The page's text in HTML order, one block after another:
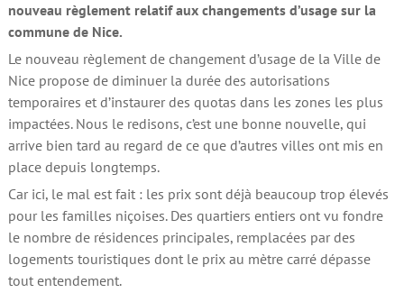
nouveau règlement relatif aux changements d’usage sur la
commune de Nice.
Le nouveau règlement de changement d’usage de la Ville de
Nice propose de diminuer la durée des autorisations
temporaires et d’instaurer des quotas dans les zones les plus
impactées. Nous le redisons, c’est une bonne nouvelle, qui
arrive bien tard au regard de ce que d’autres villes ont mis en
place depuis longtemps.
Car ici, le mal est fait : les prix sont déjà beaucoup trop élevés
pour les familles niçoises. Des quartiers entiers ont vu fondre
le nombre de résidences principales, remplacées par des
logements touristiques dont le prix au mètre carré dépasse
tout entendement.